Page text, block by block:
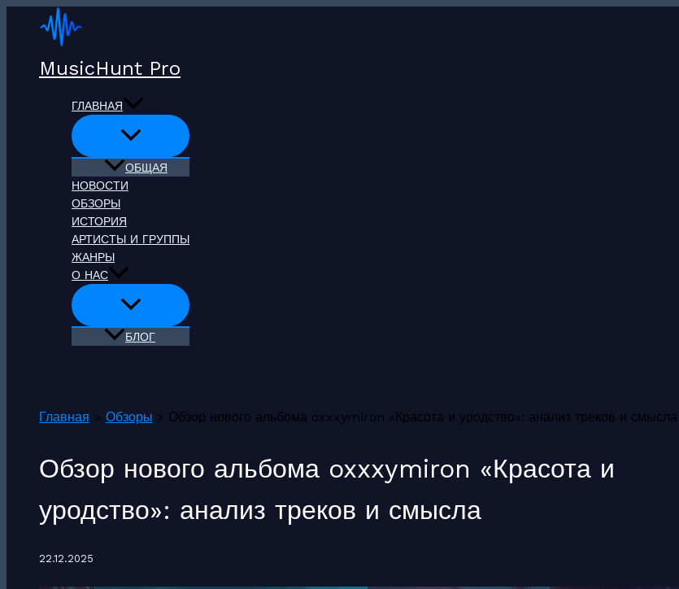
Перейти
MusicHunt Pro
ГЛАВНАЯ
ОБЩАЯ
НОВОСТИ
ОБЗОРЫ
ИСТОРИЯ
АРТИСТЫ И ГРУППЫ
ЖАНРЫ
О НАС
БЛОГ
Главная Обзоры Обзор нового альбома oxxxymiron «Красота и уродство»: анализ треков и смысла
Обзор нового альбома oxxxymiron «Красота и
уродство»: анализ треков и смысла
22.12.2025